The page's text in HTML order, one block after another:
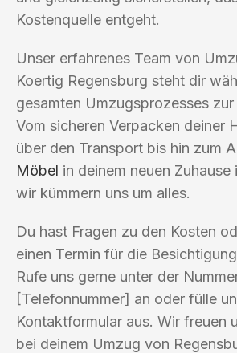
Kostenquelle entgeht.
Unser erfahrenes Team von
Koertig Regensburg steht dir
gesamten Umzugsprozesses
Vom sicheren Verpacken deiner
über den Transport bis hin zum
Möbel in deinem neuen Zuhause
wir kümmern uns um alles.
Du hast Fragen zu den Kosten
einen Termin für die
Rufe uns gerne unter der
[Telefonnummer] an oder fülle
Kontaktformular aus. Wir freuen
bei deinem Umzug von